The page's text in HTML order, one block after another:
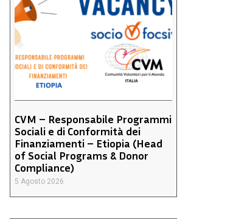
CVM – Responsabile Programmi
Sociali e di Conformità dei
Finanziamenti – Etiopia (Head
of Social Programs & Donor
Compliance)
5 Agosto 2026